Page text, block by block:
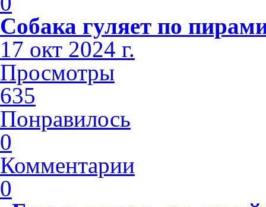
Собака гуляет по
17 окт 2024 г.
Просмотры
635
Понравилось
0
Комментарии
0